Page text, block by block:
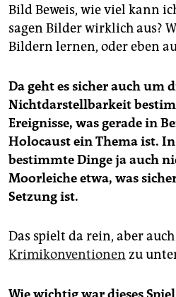
Bild Beweis, wie viel kann
sagen Bilder wirklich aus?
Bildern lernen, oder eben
Da geht es sicher auch um
Nichtdarstellbarkeit
Ereignisse, was gerade in
Holocaust ein Thema ist.
bestimmte Dinge ja auch
Moorleiche etwa, was
Setzung ist.
Das spielt da rein, aber
Krimikonven­tio­nen zu